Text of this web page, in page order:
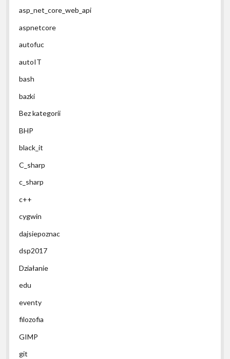
asp_net_core_web_api
aspnetcore
autofuc
autoIT
bash
bazki
Bez kategorii
BHP
black_it
C_sharp
c_sharp
c++
cygwin
dajsiepoznac
dsp2017
Działanie
edu
eventy
filozofia
GIMP
git